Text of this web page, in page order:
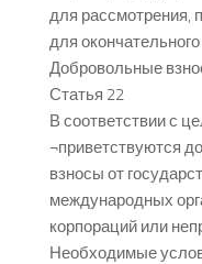
для рассмотрения,
для
Добровольные
Статья 22
В соответствии с
¬приветствуются
взносы от
международных
корпораций или
Необходимые